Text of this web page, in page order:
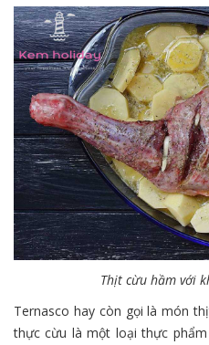
Thịt cừu hầm với
Ternasco hay còn gọi là món
thực cừu là một loại thực